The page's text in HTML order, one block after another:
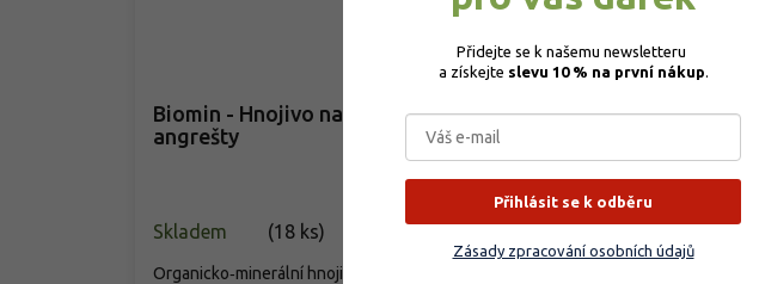
Biomin - Hnojivo na rybízy a
angrešty
Skladem (18 ks)
Organicko‑minerální hnojivo Biomin je
Biomin - Hnojivo na maliny a
ostružiny
Vyprodáno
Přidejte se k našemu newsletteru
a získejte slevu 10 % na první nákup.
Přihlásit se k odběru
Zásady zpracování osobních údajů